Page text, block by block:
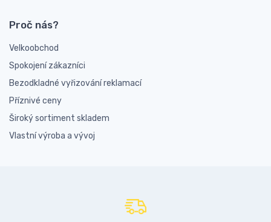
Proč nás?
Velkoobchod
Spokojení zákazníci
Bezodkladné vyřizování reklamací
Příznivé ceny
Široký sortiment skladem
Vlastní výroba a vývoj